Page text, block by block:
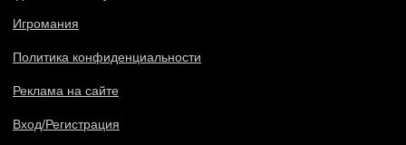
Игромания
Политика конфиденциальности
Реклама на сайте
Вход/Регистрация